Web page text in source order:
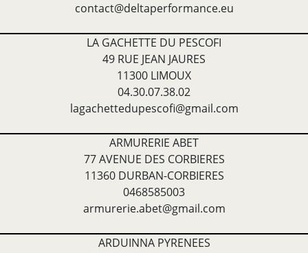
contact@deltaperformance.eu
LA GACHETTE DU PESCOFI
49 RUE JEAN JAURES
11300 LIMOUX
04.30.07.38.02
lagachettedupescofi@gmail.com
ARMURERIE ABET
77 AVENUE DES CORBIERES
11360 DURBAN-CORBIERES
0468585003
armurerie.abet@gmail.com
ARDUINNA PYRENEES